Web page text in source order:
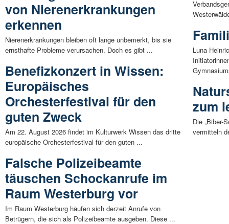
von Nierenerkrankungen
erkennen
Nierenerkrankungen bleiben oft lange unbemerkt, bis sie
ernsthafte Probleme verursachen. Doch es gibt ...
Benefizkonzert in Wissen:
Europäisches
Orchesterfestival für den
guten Zweck
Am 22. August 2026 findet im Kulturwerk Wissen das dritte
europäische Orchesterfestival für den guten ...
Falsche Polizeibeamte
täuschen Schockanrufe im
Raum Westerburg vor
Im Raum Westerburg häufen sich derzeit Anrufe von
Betrügern, die sich als Polizeibeamte ausgeben. Diese ...
Luna
zum
Die „Biber-
vermitteln